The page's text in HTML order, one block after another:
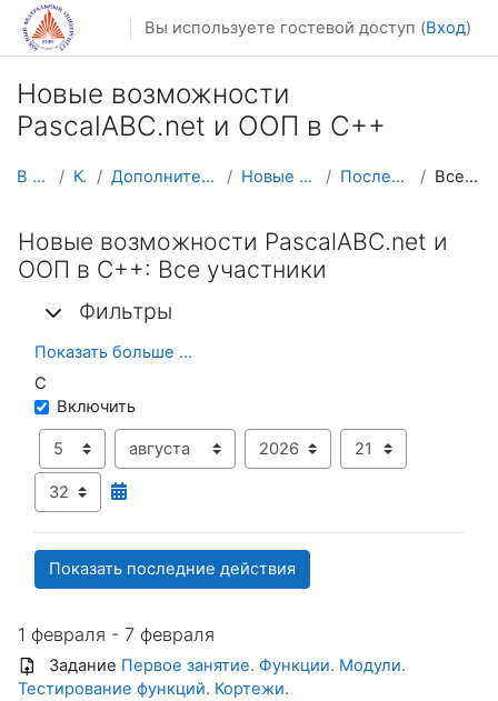
Перейти к основному содержанию
Вы используете гостевой доступ (Вход)
Новые возможности
PascalABC.net и ООП в С++
В начало Курсы Дополнительное образование Новые возможности Р Последние действия Все участники
Новые возможности PascalABC.net и
ООП в С++: Все участники
Фильтры
ФильтрыФильтры
Показать больше ...
С
С Включить
День
Месяц Год Час
Минута
1 февраля - 7 февраля
Задание Первое занятие. Функции. Модули.
Тестирование функций. Кортежи.